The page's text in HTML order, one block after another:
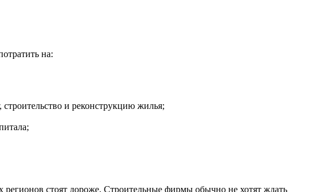
на:
и реконструкцию жилья;
регионов стоят дороже. Строительные фирмы обычно не хотят ждать